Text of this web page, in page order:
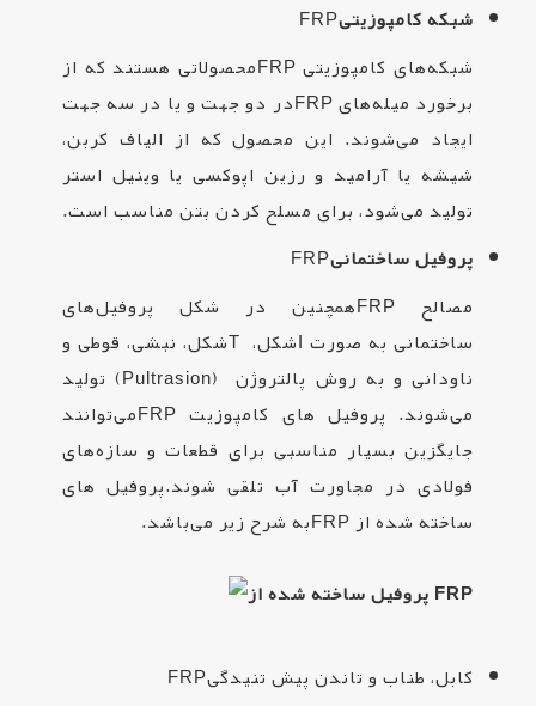
شبکه‌ کامپوزیتیFRP
شبکه‌های کامپوزیتیFRPمحصولاتی هستند که از
برخورد میله‌هایFRPدر دو جهت و یا در سه جهت
ایجاد می‌شوند. این محصول که از الیاف کربن،
شیشه یا آرامید و رزین اپوکسی یا وینیل استر
تولید می‌شود، برای مسلح کردن بتن مناسب است.
پروفیل‌ ساختمانیFRP
مصالح FRPهمچنین در شکل پروفیل‌های
ساختمانی به صورت Iشکل، Tشکل، نبشی، قوطی و
ناودانی و به روش پالتروژن (Pultrasion)تولید
می‌شوند. پروفیل‌ های کامپوزیتFRPمی‌توانند
جایگزین بسیار مناسبی برای قطعات و سازه‌های
فولادی در مجاورت آب تلقی شوند.پروفیل های
ساخته شده ازFRPبه شرح زیر می‌باشد.
کابل، طناب و تاندن‌ پیش تنیدگیFRP